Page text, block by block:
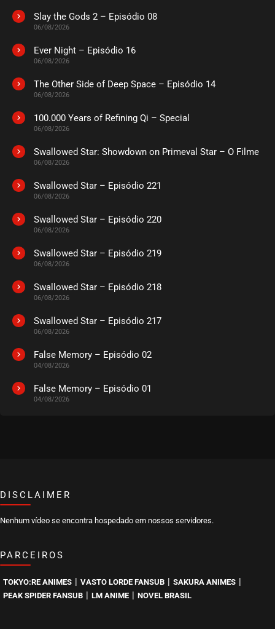
Slay the Gods 2 – Episódio 08
06/08/2026
Ever Night – Episódio 16
06/08/2026
The Other Side of Deep Space – Episódio 14
06/08/2026
100.000 Years of Refining Qi – Special
06/08/2026
Swallowed Star: Showdown on Primeval Star – O Filme
06/08/2026
Swallowed Star – Episódio 221
06/08/2026
Swallowed Star – Episódio 220
06/08/2026
Swallowed Star – Episódio 219
06/08/2026
Swallowed Star – Episódio 218
06/08/2026
Swallowed Star – Episódio 217
06/08/2026
False Memory – Episódio 02
04/08/2026
False Memory – Episódio 01
04/08/2026
DISCLAIMER
Nenhum vídeo se encontra hospedado em nossos servidores.
PARCEIROS
TOKYO:RE ANIMES VASTO LORDE FANSUB SAKURA ANIMES
PEAK SPIDER FANSUB LM ANIME NOVEL BRASIL